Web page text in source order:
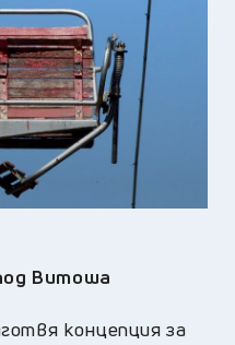
Витоша
концепция за